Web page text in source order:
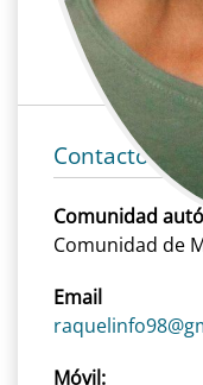
Contacto
Comunidad
Comunidad de
Email
Móvil: